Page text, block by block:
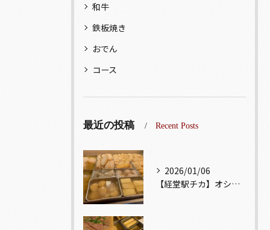
和牛
鉄板焼き
おでん
コース
最近の投稿 Recent Posts
2026/01/06
【経堂駅チカ】オシャレ居酒屋🏮出汁が美味しいおでんがオススメ...